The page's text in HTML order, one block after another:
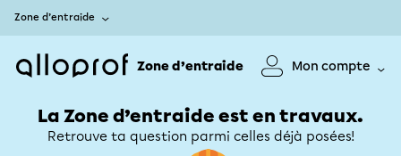
Zone d’entraide
Zone d’entraide Mon compte
La Zone d’entraide est en travaux.
Retrouve ta question parmi celles déjà posées!